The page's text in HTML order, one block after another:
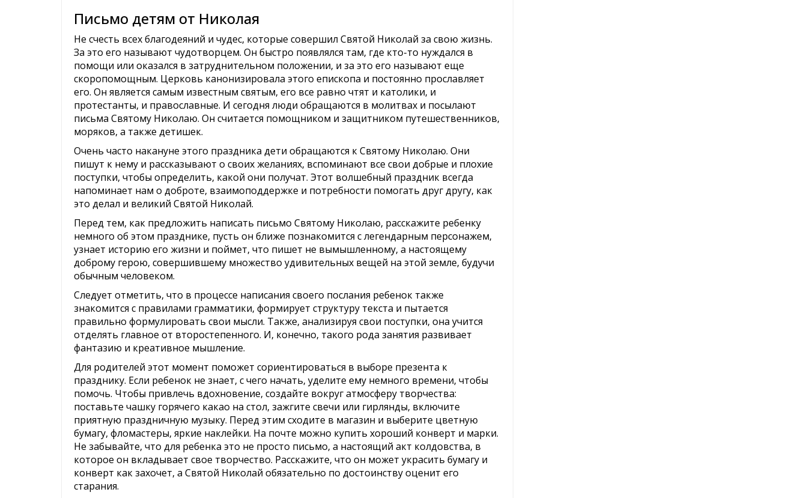
Письмо детям от Николая
Не счесть всех благодеяний и чудес, которые совершил Святой Николай за свою жизнь.
За это его называют чудотворцем. Он быстро появлялся там, где кто-то нуждался в
помощи или оказался в затруднительном положении, и за это его называют еще
скоропомощным. Церковь канонизировала этого епископа и постоянно прославляет
его. Он является самым известным святым, его все равно чтят и католики, и
протестанты, и православные. И сегодня люди обращаются в молитвах и посылают
письма Святому Николаю. Он считается помощником и защитником путешественников,
моряков, а также детишек.
Очень часто накануне этого праздника дети обращаются к Святому Николаю. Они
пишут к нему и рассказывают о своих желаниях, вспоминают все свои добрые и плохие
поступки, чтобы определить, какой они получат. Этот волшебный праздник всегда
напоминает нам о доброте, взаимоподдержке и потребности помогать друг другу, как
это делал и великий Святой Николай.
Перед тем, как предложить написать письмо Святому Николаю, расскажите ребенку
немного об этом празднике, пусть он ближе познакомится с легендарным персонажем,
узнает историю его жизни и поймет, что пишет не вымышленному, а настоящему
доброму герою, совершившему множество удивительных вещей на этой земле, будучи
обычным человеком.
Следует отметить, что в процессе написания своего послания ребенок также
знакомится с правилами грамматики, формирует структуру текста и пытается
правильно формулировать свои мысли. Также, анализируя свои поступки, она учится
отделять главное от второстепенного. И, конечно, такого рода занятия развивает
фантазию и креативное мышление.
Для родителей этот момент поможет сориентироваться в выборе презента к
празднику. Если ребенок не знает, с чего начать, уделите ему немного времени, чтобы
помочь. Чтобы привлечь вдохновение, создайте вокруг атмосферу творчества:
поставьте чашку горячего какао на стол, зажгите свечи или гирлянды, включите
приятную праздничную музыку. Перед этим сходите в магазин и выберите цветную
бумагу, фломастеры, яркие наклейки. На почте можно купить хороший конверт и марки.
Не забывайте, что для ребенка это не просто письмо, а настоящий акт колдовства, в
которое он вкладывает свое творчество. Расскажите, что он может украсить бумагу и
конверт как захочет, а Святой Николай обязательно по достоинству оценит его
старания.